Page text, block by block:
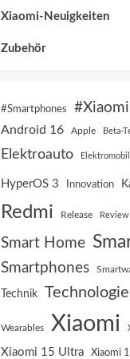
Xiaomi-Neuigkeiten
Zubehör
#Smartphones #Xiaomi
Android 16 Apple Beta-
Elektroauto
HyperOS 3 Innovation
Redmi
Release Review
Smart Home
Smartphones
Technik Technologie
Wearables Xiaomi
Xiaomi 15 Ultra Xiaomi